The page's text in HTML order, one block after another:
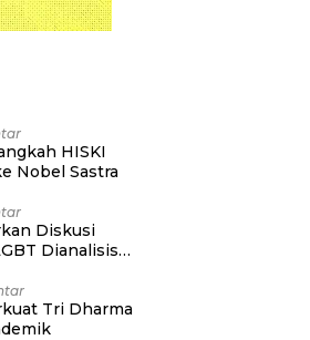
HISKI
Nobel Sastra
Diskusi
Dianalisis
Tri Dharma